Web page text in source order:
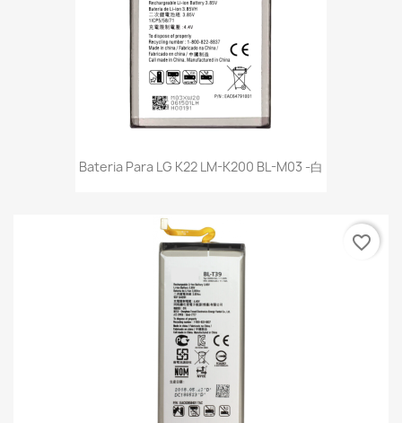
Bateria Para LG K22 LM-K200 BL-M03 -白
favorite_border